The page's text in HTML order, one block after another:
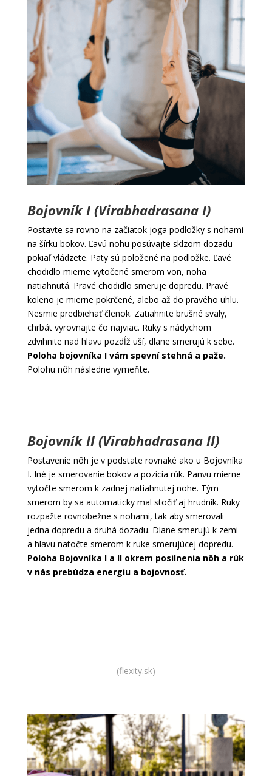
Bojovník I (Virabhadrasana I)
Postavte sa rovno na začiatok joga podložky s nohami
na šírku bokov. Ľavú nohu posúvajte sklzom dozadu
pokiaľ vládzete. Päty sú položené na podložke. Ľavé
chodidlo mierne vytočené smerom von, noha
natiahnutá. Pravé chodidlo smeruje dopredu. Pravé
koleno je mierne pokrčené, alebo až do pravého uhlu.
Nesmie predbiehať členok. Zatiahnite brušné svaly,
chrbát vyrovnajte čo najviac. Ruky s nádychom
zdvihnite nad hlavu pozdĺž uší, dlane smerujú k sebe.
Poloha bojovníka I vám spevní stehná a paže.
Polohu nôh následne vymeňte.
Bojovník II (Virabhadrasana II)
Postavenie nôh je v podstate rovnaké ako u Bojovníka
I. Iné je smerovanie bokov a pozícia rúk. Panvu mierne
vytočte smerom k zadnej natiahnutej nohe. Tým
smerom by sa automaticky mal stočiť aj hrudník. Ruky
rozpažte rovnobežne s nohami, tak aby smerovali
jedna dopredu a druhá dozadu. Dlane smerujú k zemi
a hlavu natočte smerom k ruke smerujúcej dopredu.
Poloha Bojovníka I a II okrem posilnenia nôh a rúk
v nás prebúdza energiu a bojovnosť.
(flexity.sk)